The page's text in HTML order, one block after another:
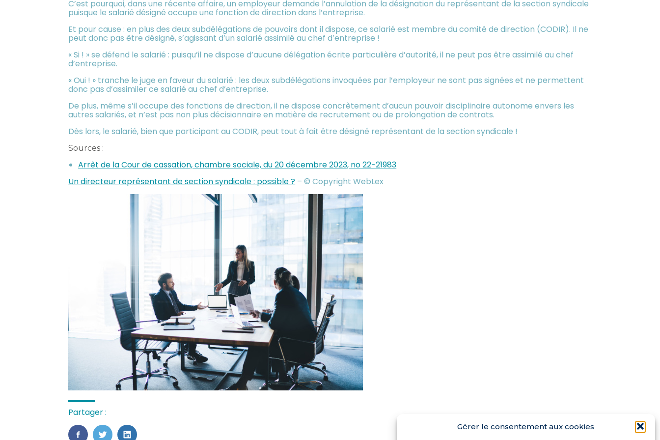
Gérer le consentement aux cookies
C’est pourquoi, dans une récente affaire, un employeur demande l’annulation de la désignation du représentant de la section syndicale
puisque le salarié désigné occupe une fonction de direction dans l’entreprise.
Et pour cause : en plus des deux subdélégations de pouvoirs dont il dispose, ce salarié est membre du comité de direction (CODIR). Il ne
peut donc pas être désigné, s’agissant d’un salarié assimilé au chef d’entreprise !
« Si ! » se défend le salarié : puisqu’il ne dispose d’aucune délégation écrite particulière d’autorité, il ne peut pas être assimilé au chef
d’entreprise.
« Oui ! » tranche le juge en faveur du salarié : les deux subdélégations invoquées par l’employeur ne sont pas signées et ne permettent
donc pas d’assimiler ce salarié au chef d’entreprise.
De plus, même s’il occupe des fonctions de direction, il ne dispose concrètement d’aucun pouvoir disciplinaire autonome envers les
autres salariés, et n’est pas non plus décisionnaire en matière de recrutement ou de prolongation de contrats.
Dès lors, le salarié, bien que participant au CODIR, peut tout à fait être désigné représentant de la section syndicale !
Sources :
Arrêt de la Cour de cassation, chambre sociale, du 20 décembre 2023, no 22-21983
Un directeur représentant de section syndicale : possible ? – © Copyright WebLex
Partager :